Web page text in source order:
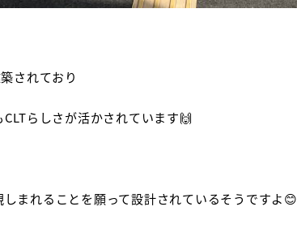
されており
らしさが活かされています🙌
まれることを願って設計されているそうですよ😊